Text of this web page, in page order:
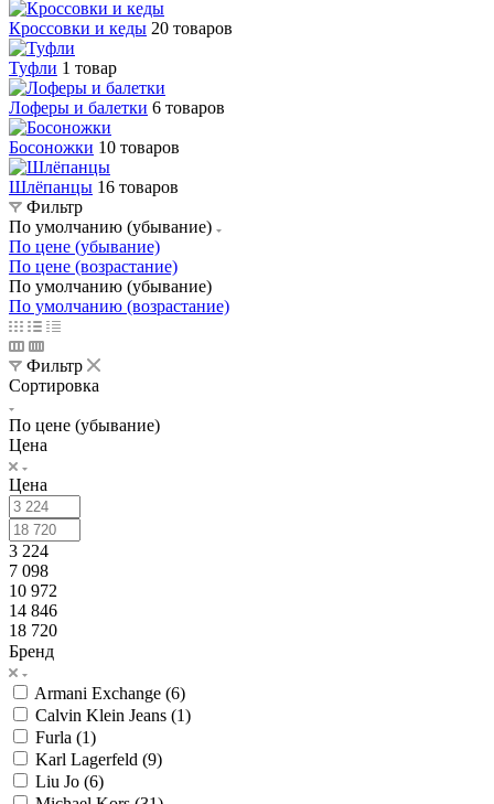
Кроссовки и кеды 20 товаров
Туфли 1 товар
Лоферы и балетки 6 товаров
Босоножки 10 товаров
Шлёпанцы 16 товаров
Фильтр
По умолчанию (убывание)
По цене (убывание)
По цене (возрастание)
По умолчанию (убывание)
По умолчанию (возрастание)
Фильтр
Сортировка
По цене (убывание)
Цена
Цена
3 224
7 098
10 972
14 846
18 720
Бренд
Armani Exchange (6)
Calvin Klein Jeans (1)
Furla (1)
Karl Lagerfeld (9)
Liu Jo (6)